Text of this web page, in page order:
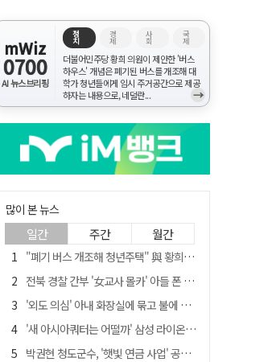
mWiz
0700
AI 뉴스브리핑
정
치
경
제
사
회
국
제
더불어민주당 황희 의원이 제안한 '버스
하우스' 개념은 폐기된 버스를 개조해 대
학가 청년들에게 임시 주거공간으로 제공
하자는 내용으로, 네덜란...
→
많이 본 뉴스
일간 주간 월간
"폐기 버스 개조해 청년주택" 與 황희…'딸 학비는 年 4200만원'
전북 경찰 간부 '女교사 몰카' 아들 폰 부수고…"처벌 못하는 사안" 내부망에 글
'외도 의심' 아내 화장실에 묶고 불에 달군 공구로 고문…남편 검거
'새 아시아쿼터는 어떨까' 삼성 라이온즈, 새 얼굴 투수 미야모리 영입
박권현 청도군수, '햇빛 연금 사업' 공약 시동걸어